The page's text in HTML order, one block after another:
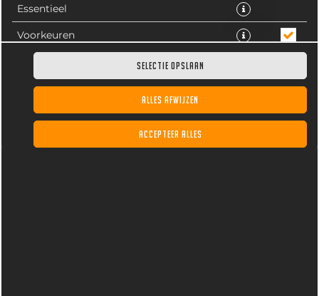
Essentieel
Voorkeuren
SELECTIE OPSLAAN
ALLES AFWIJZEN
ACCEPTEER ALLES
tomaat, komkommer en chilisaus.